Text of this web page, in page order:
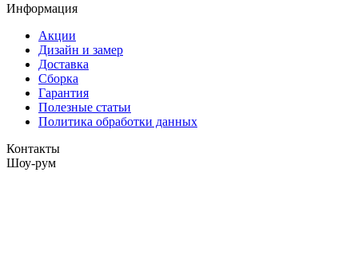
Информация
Акции
Дизайн и замер
Доставка
Сборка
Гарантия
Полезные статьи
Политика обработки данных
Контакты
Шоу-рум